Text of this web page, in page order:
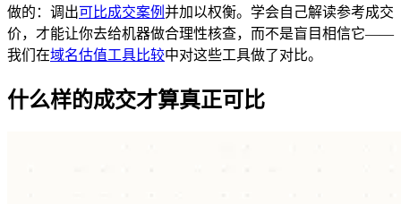
做的：调出可比成交案例 并加以权衡。学会自己解读参考成交
价，才能让你去给机器做合理性核查，而不是盲目相信它——
我们在域名估值工具比较中对这些工具做了对比。
什么样的成交才算真正可比